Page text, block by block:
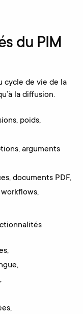
du PIM
cycle de vie de la
la diffusion.
poids,
arguments
documents PDF,
workflows,